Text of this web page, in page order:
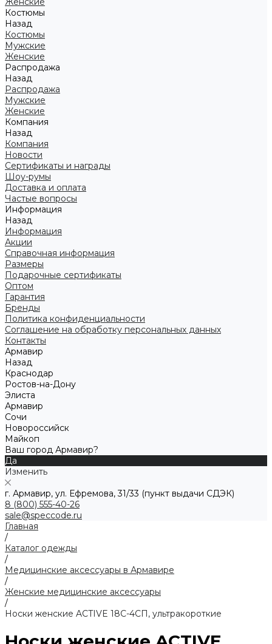
Костюмы
Назад
Костюмы
Мужские
Женские
Распродажа
Назад
Распродажа
Мужские
Женские
Компания
Назад
Компания
Новости
Сертификаты и награды
Шоу-румы
Доставка и оплата
Частые вопросы
Информация
Назад
Информация
Акции
Справочная информация
Размеры
Подарочные сертификаты
Оптом
Гарантия
Бренды
Политика конфиденциальности
Соглашение на обработку персональных данных
Контакты
Армавир
Назад
Краснодар
Ростов-на-Дону
Элиста
Армавир
Сочи
Новороссийск
Майкоп
Ваш город Армавир?
Да
Изменить
г. Армавир, ул. Ефремова, 31/33 (пункт выдачи СДЭК)
8 (800) 555-40-26
sale@speccode.ru
Главная
/
Каталог одежды
/
Медицинские аксессуары в Армавире
/
Женские медицинские аксессуары
/
Носки женские ACTIVE 18С-4СП, ультракороткие